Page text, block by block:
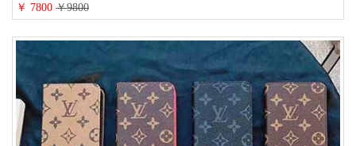
財布カード入り 多機能 ハイ ブランド Galaxy S25/S24/S23手帳カバー おすす
め
￥ 7800￥9800